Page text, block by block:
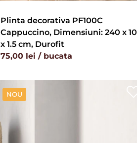
Plinta decorativa PF100C
Cappuccino, Dimensiuni: 240 x 10
x 1.5 cm, Durofit
75,00 lei / bucata
NOU